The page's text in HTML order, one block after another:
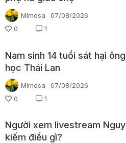
Mimosa
07/08/2026
0
1
Nam sinh 14 tuổi sát hại
học Thái Lan
Mimosa
07/08/2026
0
1
Người xem livestream
kiếm điều gì?